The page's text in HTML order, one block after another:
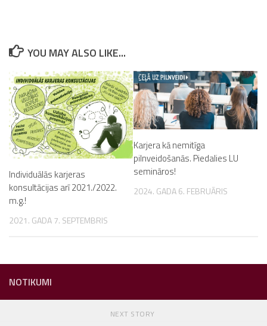
YOU MAY ALSO LIKE...
Individuālās karjeras
konsultācijas arī 2021./2022.
m.g.!
2021. GADA 7. SEPTEMBRIS
Karjera kā nemitīga
pilnveidošanās. Piedalies LU
semināros!
2024. GADA 6. FEBRUĀRIS
NOTIKUMI
NEXT STORY